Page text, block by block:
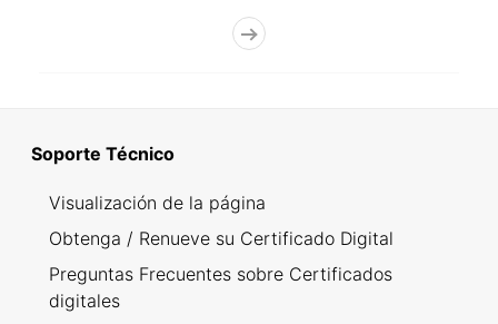
Soporte Técnico
Visualización de la página
Obtenga / Renueve su Certificado Digital
Preguntas Frecuentes sobre Certificados
digitales